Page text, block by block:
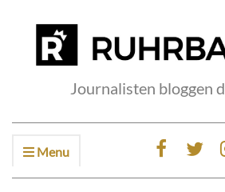
Journalisten bloggen
Menu